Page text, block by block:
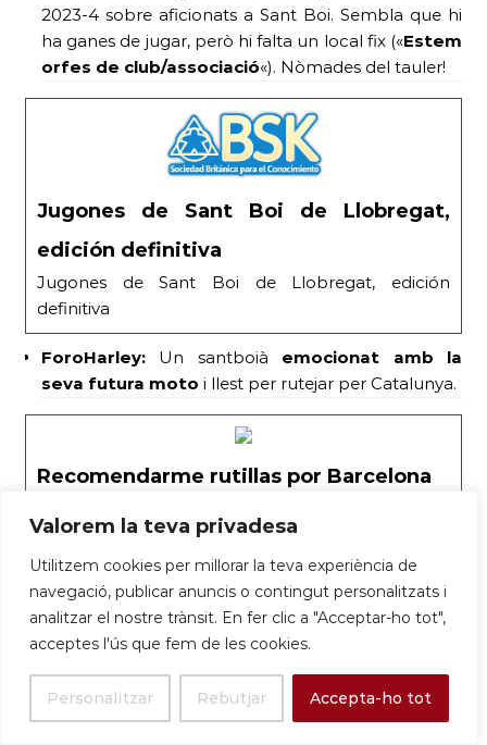
Valorem la teva privadesa
Utilitzem cookies per millorar la teva experiència de
navegació, publicar anuncis o contingut personalitzats i
analitzar el nostre trànsit. En fer clic a "Acceptar-ho tot",
acceptes l'ús que fem de les cookies.
Personalitzar Rebutjar Accepta-ho tot
2023-4 sobre aficionats a Sant Boi. Sembla que hi
ha ganes de jugar, però hi falta un local fix («Estem
orfes de club/associació«). Nòmades del tauler!
Jugones de Sant Boi de Llobregat,
edición definitiva
Jugones de Sant Boi de Llobregat, edición
definitiva
ForoHarley: Un santboià emocionat amb la
seva futura moto i llest per rutejar per Catalunya.
Recomendarme rutillas por Barcelona
pasen unas rutillas para dar una vuelta +- 200 km
por los alrededores de Barcelona. Preferiblemente
por la xona del Baix Llobregat (Sant Vicenç dels
Horts, Molins… Sant Boi no, que no me dejan salir
más). Enga! os leo!!
24 d’abril:
Pastisseria amb millors ressenyes
Un establiment local va destacar pels